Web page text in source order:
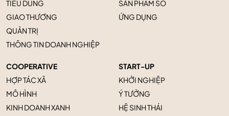
TIÊU DÙNG
GIAO THƯƠNG
QUẢN TRỊ
THÔNG TIN DOANH NGHIỆP
SẢN PHẨM SỐ
ỨNG DỤNG
COOPERATIVE
HỢP TÁC XÃ
MÔ HÌNH
KINH DOANH XANH
START-UP
KHỞI NGHIỆP
Ý TƯỞNG
HỆ SINH THÁI